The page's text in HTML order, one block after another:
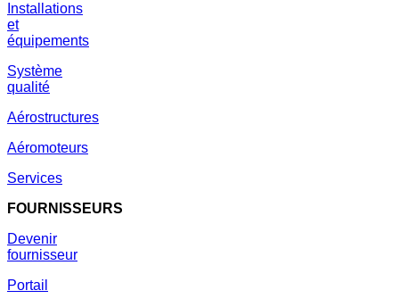
Installations
et
équipements
Système
qualité
Aérostructures
Aéromoteurs
Services
FOURNISSEURS
Devenir
fournisseur
Portail